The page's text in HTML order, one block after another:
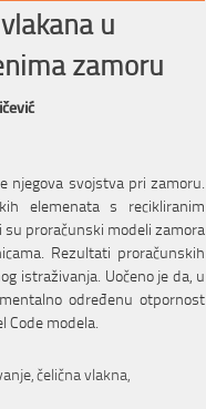
u
zamoru
njegova svojstva pri zamoru.
elemenata s recikliranim
proračunski modeli zamora
Rezultati proračunskih
istraživanja. Uočeno je da, u
određenu otpornost
modela.
čelična vlakna,